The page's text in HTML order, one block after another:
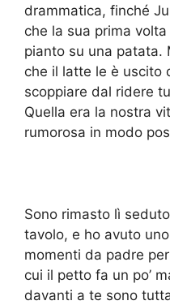
drammatica, finché
che la sua prima
pianto su una patata.
che il latte le è uscito
scoppiare dal ridere
Quella era la nostra
rumorosa in modo
Sono rimasto lì
tavolo, e ho avuto
momenti da padre
cui il petto fa un po’
davanti a te sono